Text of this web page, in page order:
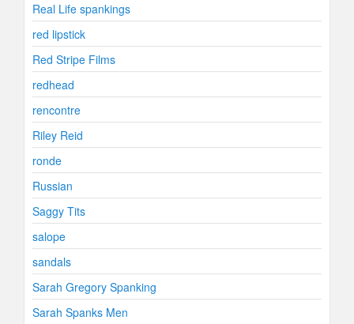
Real Life spankings
red lipstick
Red Stripe Films
redhead
rencontre
Riley Reid
ronde
Russian
Saggy Tits
salope
sandals
Sarah Gregory Spanking
Sarah Spanks Men